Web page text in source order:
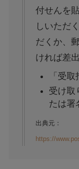
付せんを
しいただ
だくか、
ければ差
「受
受け取
たは署
出典元：
https://